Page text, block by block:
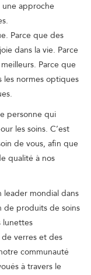
approche
Parce que des
dans la vie. Parce
Parce que
les normes optiques
personne qui
les soins. C’est
de vous, afin que
qualité à nos
leader mondial dans
de produits de soins
lunettes
verres et des
communauté
à travers le